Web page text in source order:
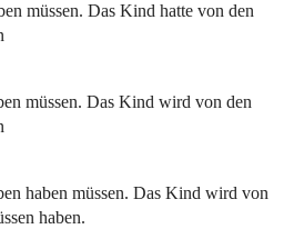
müssen. Das Kind hatte von den
müssen. Das Kind wird von den
haben müssen. Das Kind wird von
haben.